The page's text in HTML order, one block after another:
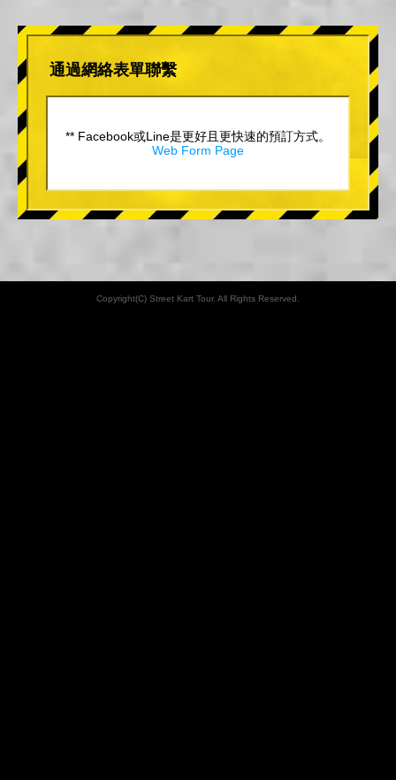
通過網絡表單聯繫
** Facebook或Line是更好且更快速的預訂方式。
Web Form Page
Copyright(C) Street Kart Tour. All Rights Reserved.